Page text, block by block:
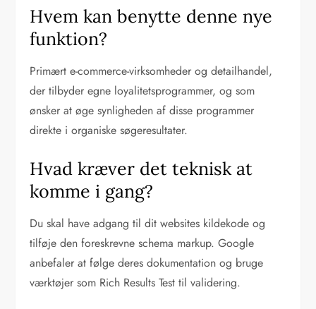
Hvem kan benytte denne nye
funktion?
Primært e-commerce-virksomheder og detailhandel,
der tilbyder egne loyalitetsprogrammer, og som
ønsker at øge synligheden af disse programmer
direkte i organiske søgeresultater.
Hvad kræver det teknisk at
komme i gang?
Du skal have adgang til dit websites kildekode og
tilføje den foreskrevne schema markup. Google
anbefaler at følge deres dokumentation og bruge
værktøjer som Rich Results Test til validering.